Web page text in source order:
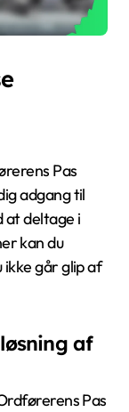
Pas
adgang til
at deltage i
kan du
ikke går glip af
af
Pas